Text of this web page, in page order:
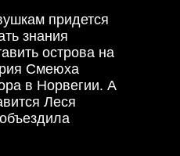
придется
знания
острова на
Смеюха
в Норвегии. А
Леся